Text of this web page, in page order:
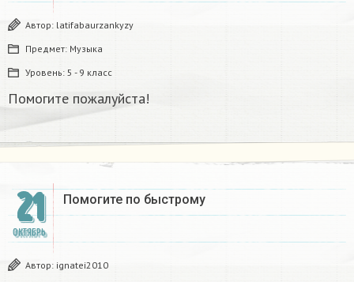
Автор: latifabaurzankyzy
Предмет: Музыка
Уровень: 5 - 9 класс
Помогите пожалуйста!
21
ОКТЯБРЬ
Помогите по быстрому​
Автор: ignatei2010